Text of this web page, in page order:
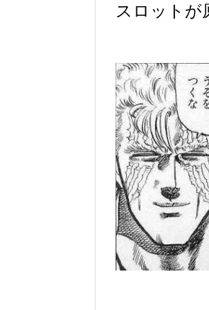
スロットが